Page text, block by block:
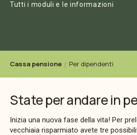
Tutti i moduli e le informazioni
Cassa pensione Per dipendenti
State per andare in
Inizia una nuova fase della vita! Per
vecchiaia risparmiato avete tre